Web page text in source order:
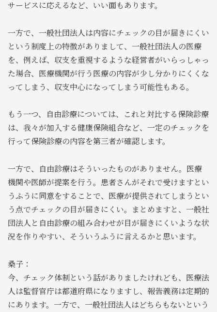
サービスに応えるなど、いい面もあります。
一方で、一般社団法人は内容にチェックの目が届きにくい
という制度上の特徴がありまして、一般社団法人の医療
を、例えば、収支を重視するような経営者がいらっしゃっ
た場合、医療機関が行う医療の内容が少し分かりにくくな
ってしまう、収支中心になってしまう可能性もある。
もう一つ、自由診療については、これと対比する保険診療
は、我々が加入する健康保険組合など、一定のチェックを
行って保険診療の内容を第三者が確認します。
一方で、自由診療はそういったものがありません。医療
機関や医師が提案を行う。患者さんがそれで受けますとい
うふうに同意をすることで、医療が提供されてしまうとい
う点でチェックの目が届きにくい。まとめますと、一般社
団法人と自由診療の組み合わせが目が届きにくいような状
況を作りやすい、そういうふうに言えるかと思います。
桑子：
今、チェック体制という話がありましたけれども、医療法
人は監督官庁は都道府県になりますし、報告義務は定期的
にあります。一方で、一般社団法人はどちらもないという